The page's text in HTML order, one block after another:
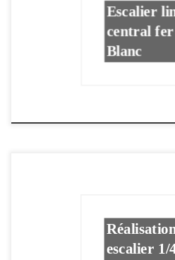
Escalier
central fer
Blanc
escalier 1/